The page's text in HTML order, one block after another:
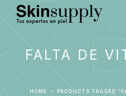
FALTA DE
HOME PRODUCTS TAGGED